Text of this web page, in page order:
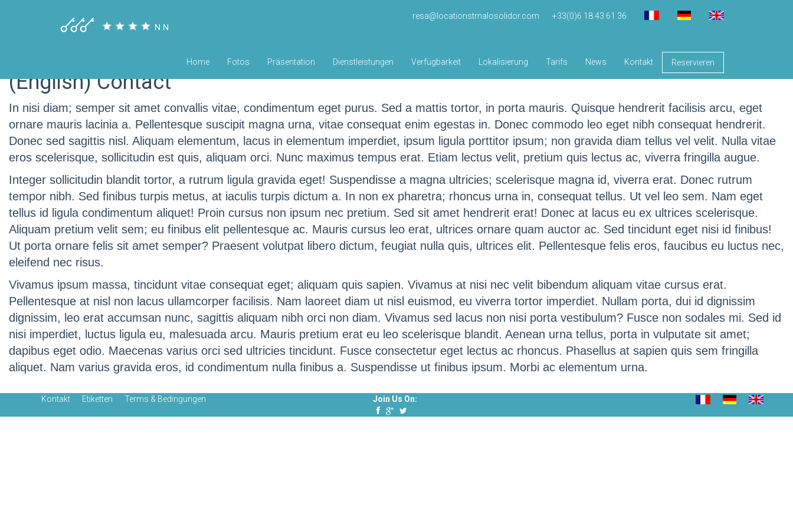
resa@locationstmalosolidor.com +33(0)6 18 43 61 36
Home Fotos Präsentation Dienstleistungen Verfügbarkeit Lokalisierung Tarifs News Kontakt Reservieren
(English) Contact
In nisi diam; semper sit amet convallis vitae, condimentum eget purus. Sed a mattis tortor, in porta mauris. Quisque hendrerit facilisis arcu, eget
ornare mauris lacinia a. Pellentesque suscipit magna urna, vitae consequat enim egestas in. Donec commodo leo eget nibh consequat hendrerit.
Donec sed sagittis nisl. Aliquam elementum, lacus in elementum imperdiet, ipsum ligula porttitor ipsum; non gravida diam tellus vel velit. Nulla vitae
eros scelerisque, sollicitudin est quis, aliquam orci. Nunc maximus tempus erat. Etiam lectus velit, pretium quis lectus ac, viverra fringilla augue.
Integer sollicitudin blandit tortor, a rutrum ligula gravida eget! Suspendisse a magna ultricies; scelerisque magna id, viverra erat. Donec rutrum
tempor nibh. Sed finibus turpis metus, at iaculis turpis dictum a. In non ex pharetra; rhoncus urna in, consequat tellus. Ut vel leo sem. Nam eget
tellus id ligula condimentum aliquet! Proin cursus non ipsum nec pretium. Sed sit amet hendrerit erat! Donec at lacus eu ex ultrices scelerisque.
Aliquam pretium velit sem; eu finibus elit pellentesque ac. Mauris cursus leo erat, ultrices ornare quam auctor ac. Sed tincidunt eget nisi id finibus!
Ut porta ornare felis sit amet semper? Praesent volutpat libero dictum, feugiat nulla quis, ultrices elit. Pellentesque felis eros, faucibus eu luctus nec,
eleifend nec risus.
Vivamus ipsum massa, tincidunt vitae consequat eget; aliquam quis sapien. Vivamus at nisi nec velit bibendum aliquam vitae cursus erat.
Pellentesque at nisl non lacus ullamcorper facilisis. Nam laoreet diam ut nisl euismod, eu viverra tortor imperdiet. Nullam porta, dui id dignissim
dignissim, leo erat accumsan nunc, sagittis aliquam nibh orci non diam. Vivamus sed lacus non nisi porta vestibulum? Fusce non sodales mi. Sed id
nisi imperdiet, luctus ligula eu, malesuada arcu. Mauris pretium erat eu leo scelerisque blandit. Aenean urna tellus, porta in vulputate sit amet;
dapibus eget odio. Maecenas varius orci sed ultricies tincidunt. Fusce consectetur eget lectus ac rhoncus. Phasellus at sapien quis sem fringilla
aliquet. Nam varius gravida eros, id condimentum nulla finibus a. Suspendisse ut finibus ipsum. Morbi ac elementum urna.
Kontakt Etiketten Terms & Bedingungen Join Us On: